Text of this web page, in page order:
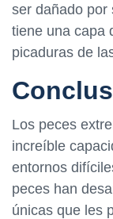
ser dañado por
tiene una capa
picaduras de
Los peces
increíble
entornos
peces han
únicas que les